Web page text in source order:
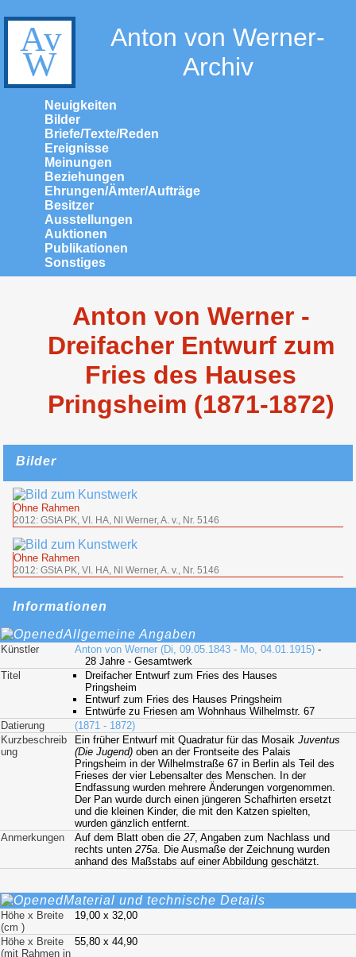
Anton von Werner-
Archiv
Neuigkeiten
Bilder
Briefe/Texte/Reden
Ereignisse
Meinungen
Beziehungen
Ehrungen/Ämter/Aufträge
Besitzer
Ausstellungen
Auktionen
Publikationen
Sonstiges
Anton von Werner -
Dreifacher Entwurf zum
Fries des Hauses
Pringsheim (1871-1872)
Bilder
Ohne Rahmen
2012: GStA PK, VI. HA, Nl Werner, A. v., Nr. 5146
Ohne Rahmen
2012: GStA PK, VI. HA, Nl Werner, A. v., Nr. 5146
Informationen
Allgemeine Angaben
Künstler Anton von Werner (Di, 09.05.1843 - Mo, 04.01.1915) -
28 Jahre - Gesamtwerk
Titel
Dreifacher Entwurf zum Fries des Hauses
Pringsheim
Entwurf zum Fries des Hauses Pringsheim
Entwürfe zu Friesen am Wohnhaus Wilhelmstr. 67
Datierung
(1871 - 1872)
Kurzbeschreib
ung
Ein früher Entwurf mit Quadratur für das MosaikJuventus
(Die Jugend) oben an der Frontseite des Palais
Pringsheim in der Wilhelmstraße 67 in Berlin als Teil des
Frieses der vier Lebensalter des Menschen. In der
Endfassung wurden mehrere Änderungen vorgenommen.
Der Pan wurde durch einen jüngeren Schafhirten ersetzt
und die kleinen Kinder, die mit den Katzen spielten,
wurden gänzlich entfernt.
Anmerkungen
Auf dem Blatt oben die27, Angaben zum Nachlass und
rechts unten275a. Die Ausmaße der Zeichnung wurden
anhand des Maßstabs auf einer Abbildung geschätzt.
Material und technische Details
Höhe x Breite
(cm )
19,00 x 32,00
Höhe x Breite
(mit Rahmen in
55,80 x 44,90